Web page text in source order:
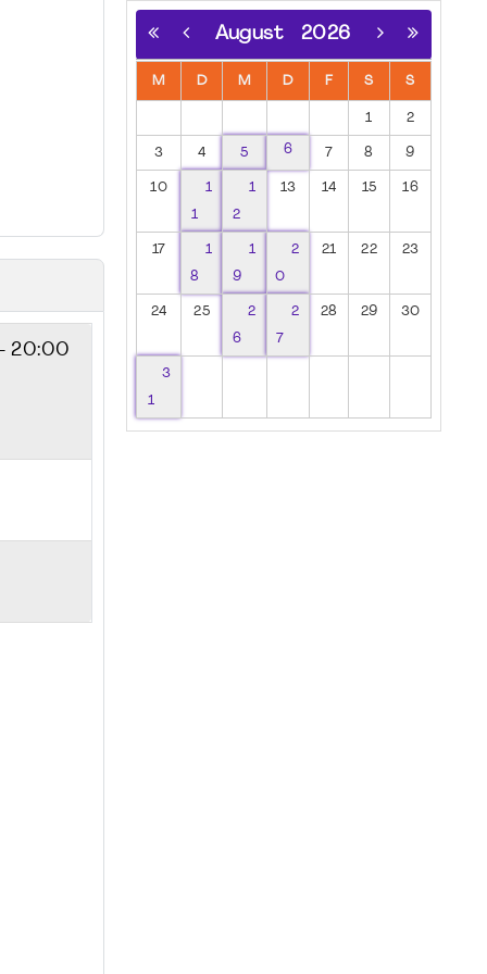
20:00
August 2026
M D M D F S S
1 2
3 4 5 6 7 8 9
10
1
1
1
2
13 14 15 16
17
1
8
1
9
2
0
21 22 23
24 25
2
6
2
7
28 29 30
3
1